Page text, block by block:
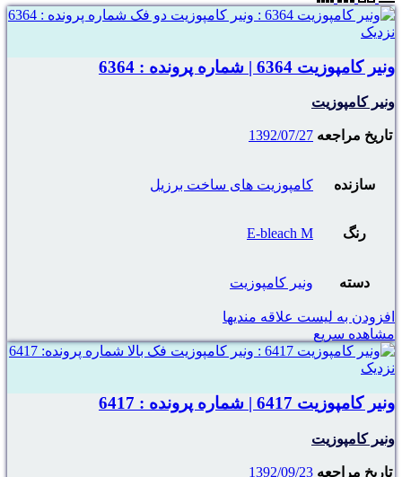
نزدیک
ونیر کامپوزیت 6364 | شماره پرونده : 6364
ونیر کامپوزیت
تاریخ مراجعه 1392/07/27
سازنده کامپوزیت های ساخت برزیل
رنگ E-bleach M
دسته ونیر کامپوزیت
افزودن به لیست علاقه مندیها
مشاهده سریع
نزدیک
ونیر کامپوزیت 6417 | شماره پرونده : 6417
ونیر کامپوزیت
تاریخ مراجعه 1392/09/23